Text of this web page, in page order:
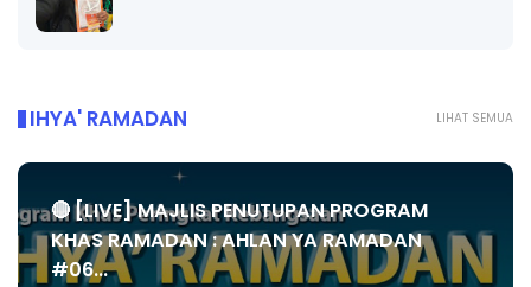
LIHAT SEMUA
IHYA' RAMADAN
🔴 [LIVE] MAJLIS PENUTUPAN PROGRAM
KHAS RAMADAN : AHLAN YA RAMADAN
#06...